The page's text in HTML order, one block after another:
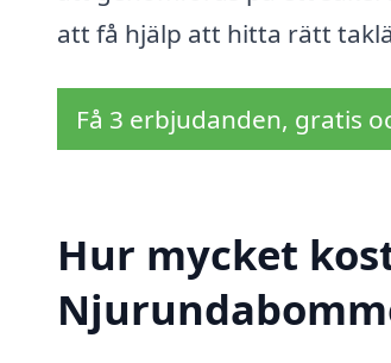
att få hjälp att hitta rätt
Få 3 erbjudanden, gratis
Hur mycket